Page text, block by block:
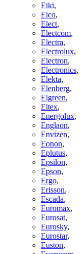
Eiki,
Elco,
Elect,
Electcom,
Electra,
Electrolux,
Electron,
Electronics,
Elekta,
Elenberg,
Elgreen,
Eltex,
Energolux,
Englaon,
Envizen,
Eonon,
Eplutus,
Epsilon,
Epson,
Ergo,
Erisson,
Escada,
Euromax,
Eurosat,
Eurosky,
Eurostar,
Euston,